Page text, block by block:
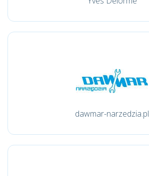
dawmar-narzedzia.pl